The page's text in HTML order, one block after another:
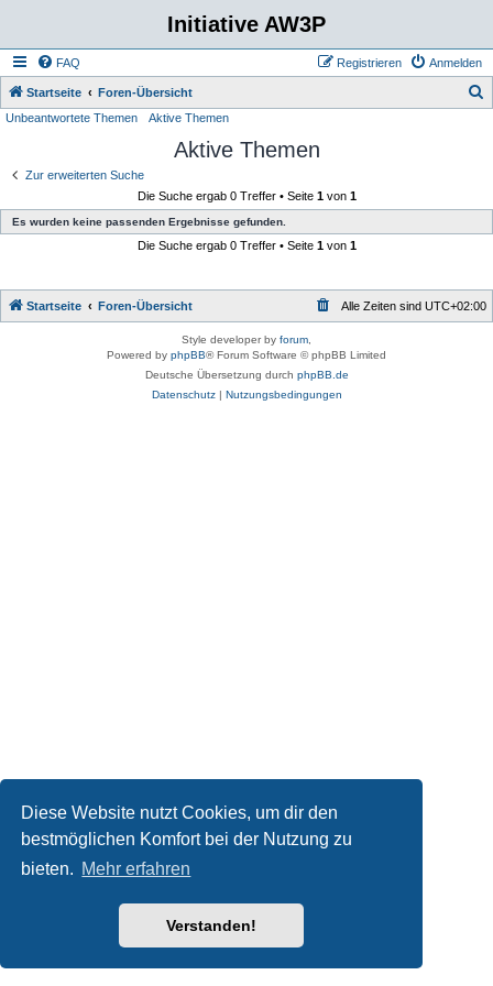
Diese Website nutzt Cookies, um dir den
bestmöglichen Komfort bei der Nutzung zu
bieten. Mehr erfahren
Verstanden!
Initiative AW3P
FAQ Anmelden
Registrieren
Startseite Foren-Übersicht
Unbeantwortete Themen Aktive Themen
Aktive Themen
Zur erweiterten Suche
Die Suche ergab 0 Treffer • Seite 1von 1
Es wurden keine passenden Ergebnisse gefunden.
Die Suche ergab 0 Treffer • Seite 1von 1
Startseite Foren-Übersicht Alle Zeiten sind UTC+02:00
Style developer by forum
Powered by phpBB® Forum Software © phpBB Limited
Deutsche Übersetzung durch phpBB.de
Datenschutz| Nutzungsbedingungen